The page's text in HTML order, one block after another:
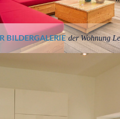
BILDERGALERIE der Wohnung